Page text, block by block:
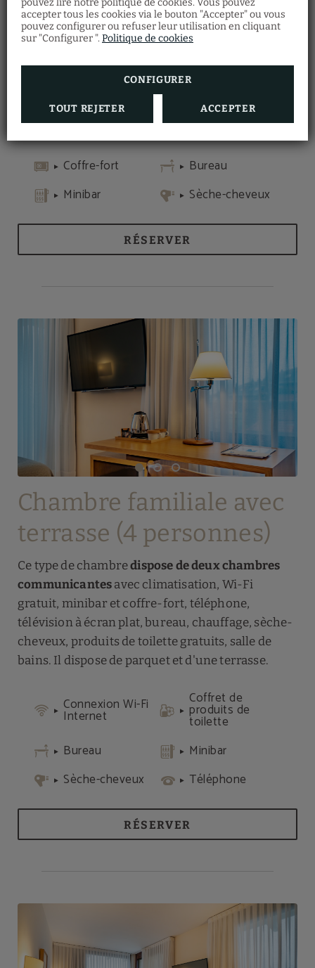
pouvez lire notre politique de cookies. Vous pouvez
accepter tous les cookies via le bouton "Accepter" ou vous
pouvez configurer ou refuser leur utilisation en cliquant
sur "Configurer ". Politique de cookies
CONFIGURER
TOUT REJETER ACCEPTER
téléphone, télévision à écran plat, bureau,
chauffage, sèche-cheveux, articles de toilette
Connexion Wi-Fi Coffret de
produits de
toilette
Coffre-fort
Bureau
Minibar
Sèche-cheveux
RÉSERVER
Chambre familiale avec
terrasse (4 personnes)
Ce type de chambredispose de deux chambres
communicantesavec climatisation, Wi-Fi
gratuit, minibar et coffre-fort, téléphone,
télévision à écran plat, bureau, chauffage, sèche-
cheveux, produits de toilette gratuits, salle de
bains. Il dispose de parquet et d'une terrasse.
Connexion Wi-Fi
Internet
Coffret de
produits de
toilette
Bureau
Minibar
Sèche-cheveux
Téléphone
RÉSERVER